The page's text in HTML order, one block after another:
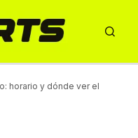
horario y dónde ver el